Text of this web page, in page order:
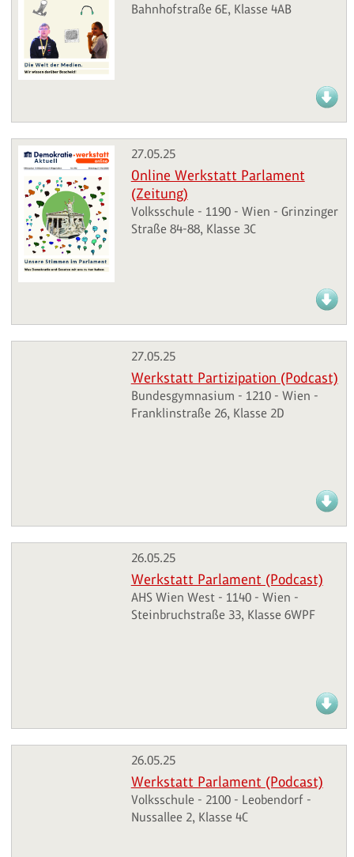
Bahnhofstraße 6E, Klasse 4AB
27.05.25
Online Werkstatt Parlament
(Zeitung)
Volksschule - 1190 - Wien - Grinzinger
Straße 84-88, Klasse 3C
27.05.25
Werkstatt Partizipation (Podcast)
Bundesgymnasium - 1210 - Wien -
Franklinstraße 26, Klasse 2D
26.05.25
Werkstatt Parlament (Podcast)
AHS Wien West - 1140 - Wien -
Steinbruchstraße 33, Klasse 6WPF
26.05.25
Werkstatt Parlament (Podcast)
Volksschule - 2100 - Leobendorf -
Nussallee 2, Klasse 4C